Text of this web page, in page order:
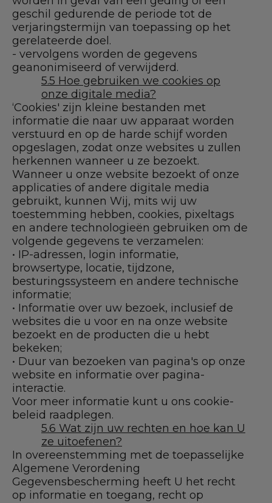
geschil gedurende de periode tot de
verjaringstermijn van toepassing op het
gerelateerde doel.
- vervolgens worden de gegevens
geanonimiseerd of verwijderd.
5.5 Hoe gebruiken we cookies op
onze digitale media?
‘Cookies' zijn kleine bestanden met
informatie die naar uw apparaat worden
verstuurd en op de harde schijf worden
opgeslagen, zodat onze websites u zullen
herkennen wanneer u ze bezoekt.
Wanneer u onze website bezoekt of onze
applicaties of andere digitale media
gebruikt, kunnen Wij, mits wij uw
toestemming hebben, cookies, pixeltags
en andere technologieën gebruiken om de
volgende gegevens te verzamelen:
• IP-adressen, login informatie,
browsertype, locatie, tijdzone,
besturingssysteem en andere technische
informatie;
• Informatie over uw bezoek, inclusief de
websites die u voor en na onze website
bezoekt en de producten die u hebt
bekeken;
• Duur van bezoeken van pagina's op onze
website en informatie over pagina-
interactie.
Voor meer informatie kunt u ons cookie-
beleid raadplegen.
5.6 Wat zijn uw rechten en hoe kan U
ze uitoefenen?
In overeenstemming met de toepasselijke
Algemene Verordening
Gegevensbescherming heeft U het recht
op informatie en toegang, recht op